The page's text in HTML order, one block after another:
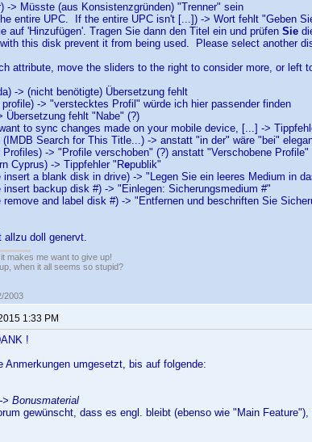
-> Müsste (aus Konsistenzgründen) "Trenner" sein
entire UPC. If the entire UPC isn't [...]) -> Wort fehlt "Geben
auf 'Hinzufügen'. Tragen Sie dann den Titel ein und prüfen Sie
this disk prevent it from being used. Please select another
attribute, move the sliders to the right to consider more, or left
-> (nicht benötigte) Übersetzung fehlt
-> "verstecktes Profil" würde ich hier passender finden
Übersetzung fehlt "Nabe" (?)
to sync changes made on your mobile device, [...] ->
(IMDB Search for This Title...) -> anstatt "in der" wäre "bei"
-> "Profile verschoben" (?) anstatt "Verschobene Profile"
Cyprus) -> Tippfehler "Republik"
insert a blank disk in drive) -> "Legen Sie ein leeres Medium in
insert backup disk #) -> "Einlegen: Sicherungsmedium #"
remove and label disk #) -> "Entfernen und beschriften Sie
allzu doll genervt.
makes me want to give up!
when it all seems so stupid?
2003
1:33 PM
!
Anmerkungen umgesetzt, bis auf folgende:
Bonusmaterial
gewünscht, dass es engl. bleibt (ebenso wie "Main